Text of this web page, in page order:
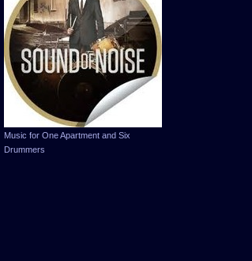
Music for One Apartment and Six
Drummers